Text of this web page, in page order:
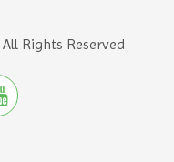
All Rights Reserved